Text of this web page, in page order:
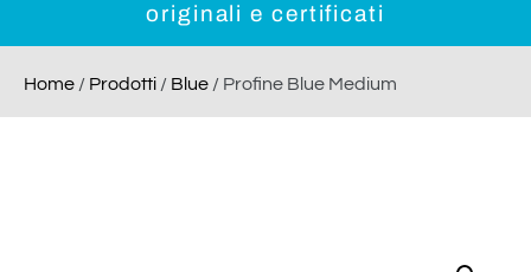
originali e certificati
Home / Prodotti / Blue / Profine Blue Medium